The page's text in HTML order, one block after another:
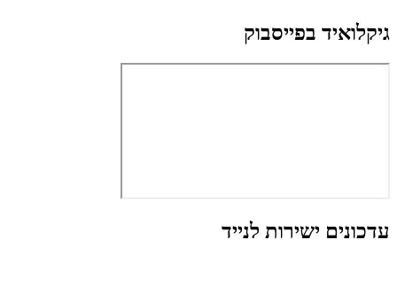
גיקלואיד בפייסבוק
עדכונים ישירות לנייד